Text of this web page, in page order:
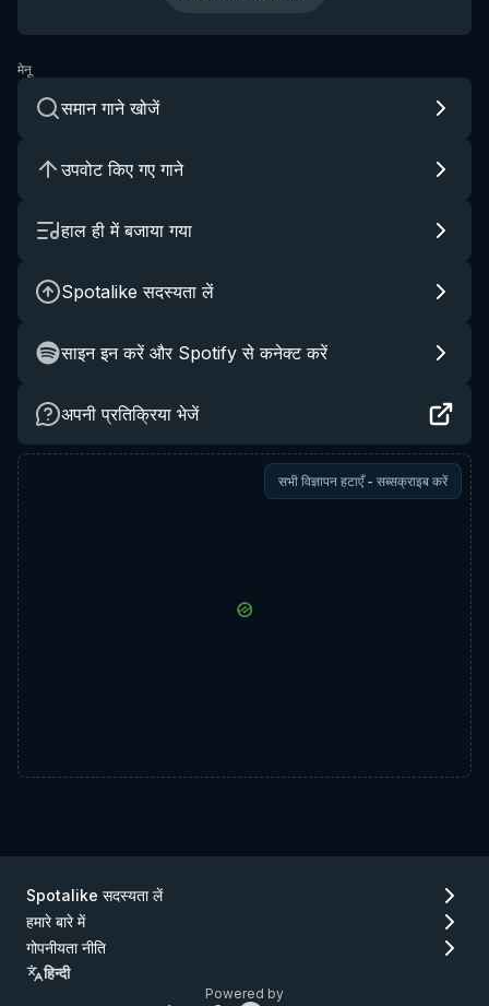
मेनू
समान गाने खोजें
उपवोट किए गए गाने
हाल ही में बजाया गया
Spotalike सदस्यता लें
साइन इन करें और Spotify से कनेक्ट करें
अपनी प्रतिक्रिया भेजें
सभी विज्ञापन हटाएँ - सब्सक्राइब करें
Spotalike सदस्यता लें
हमारे बारे में
गोपनीयता नीति
हिन्दी
Powered by